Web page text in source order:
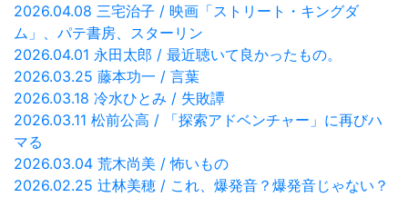
2026.04.08 三宅治子 / 映画「ストリート・キングダ
ム」、パテ書房、スターリン
2026.04.01 永田太郎 / 最近聴いて良かったもの。
2026.03.25 藤本功一 / 言葉
2026.03.18 冷水ひとみ / 失敗譚
2026.03.11 松前公高 / 「探索アドベンチャー」に再びハ
マる
2026.03.04 荒木尚美 / 怖いもの
2026.02.25 辻林美穂 / これ、爆発音？爆発音じゃない？